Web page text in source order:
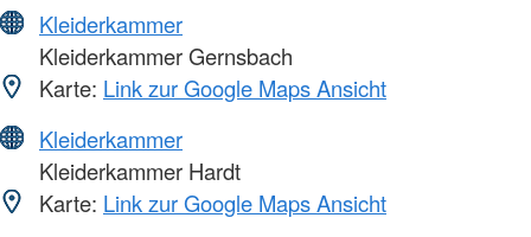
Kleiderkammer
Kleiderkammer Gernsbach
Karte: Link zur Google Maps Ansicht
Kleiderkammer
Kleiderkammer Hardt
Karte: Link zur Google Maps Ansicht